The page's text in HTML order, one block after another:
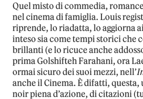
Quel misto di commedia,
nel cinema di famiglia. Louis
riprende, lo riadatta, lo aggiorna
inteso sia come tempi storici che
brillanti (e lo ricuce anche
prima Golshifteh Farahani, ora
ormai sicuro dei suoi mezzi, nell’
anche il Cinema. È difatti, questa,
noir piena d’azione, di citazioni